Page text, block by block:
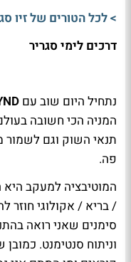
> לכל הטורים של זיו
דרכים לימי סגריר
נתחיל היום שוב עם
המניה הכי חשובה
תנאי השוק וגם לשמור
פה.
המוטיבציה למעקב
/ בריא / אקולוגי חוזר
סימנים שאני רואה
וניתוח סנטימנט.